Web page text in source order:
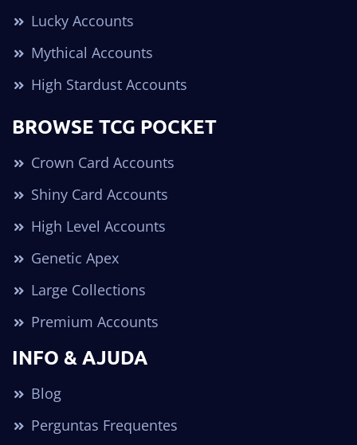
Lucky Accounts
Mythical Accounts
High Stardust Accounts
BROWSE TCG POCKET
Crown Card Accounts
Shiny Card Accounts
High Level Accounts
Genetic Apex
Large Collections
Premium Accounts
INFO & AJUDA
Blog
Perguntas Frequentes